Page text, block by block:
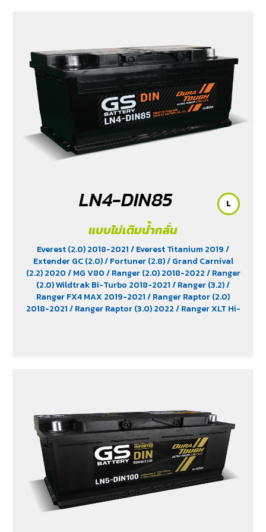
Territory (2.7)/ X-Trail Hybrid (2.0)
LN4-DIN85
แบบไม่เติมน้ำกลั่น
Everest (2.0) 2018-2021/ Everest Titanium 2019/
Extender GC (2.0)/ Fortuner (2.8)/ Grand Carnival
(2.2) 2020/ MG V80/ Ranger (2.0) 2018-2022/ Ranger
(2.0) Wildtrak Bi-Turbo 2018-2021/ Ranger (3.2)/
Ranger FX4 MAX 2019-2021/ Ranger Raptor (2.0)
2018-2021/ Ranger Raptor (3.0) 2022/ Ranger XLT Hi-
L